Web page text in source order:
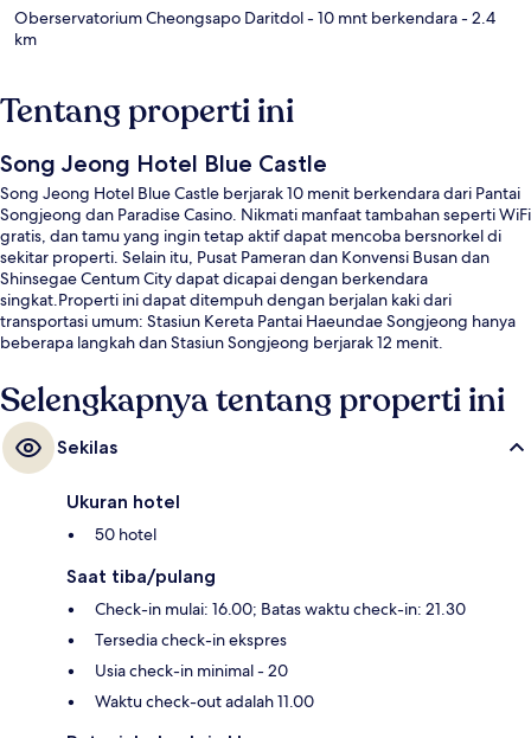
Oberservatorium Cheongsapo Daritdol- 10 mnt berkendara- 2.4
km
Tentang properti ini
Song Jeong Hotel Blue Castle
Song Jeong Hotel Blue Castle berjarak 10 menit berkendara dari Pantai
Songjeong dan Paradise Casino. Nikmati manfaat tambahan seperti WiFi
gratis, dan tamu yang ingin tetap aktif dapat mencoba bersnorkel di
sekitar properti. Selain itu, Pusat Pameran dan Konvensi Busan dan
Shinsegae Centum City dapat dicapai dengan berkendara
singkat.Properti ini dapat ditempuh dengan berjalan kaki dari
transportasi umum: Stasiun Kereta Pantai Haeundae Songjeong hanya
beberapa langkah dan Stasiun Songjeong berjarak 12 menit.
Selengkapnya tentang properti ini
Sekilas
Ukuran hotel
50 hotel
Saat tiba/pulang
Check-in mulai: 16.00; Batas waktu check-in: 21.30
Tersedia check-in ekspres
Usia check-in minimal - 20
Waktu check-out adalah 11.00